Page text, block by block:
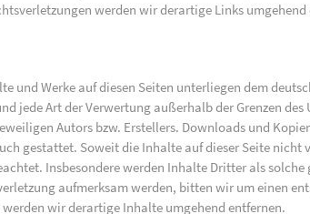
werden wir derartige Links umgehend
und Werke auf diesen Seiten unterliegen dem
jede Art der Verwertung außerhalb der Grenzen des
Autors bzw. Erstellers. Downloads und
gestattet. Soweit die Inhalte auf dieser Seite nicht
Insbesondere werden Inhalte Dritter als solche
aufmerksam werden, bitten wir um einen
wir derartige Inhalte umgehend entfernen.